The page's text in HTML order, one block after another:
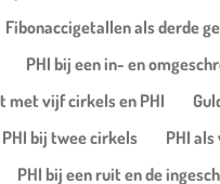
Fibonaccigetallen als derde
PHI bij een in- en
met vijf cirkels en PHI
PHI bij twee cirkels PHI
PHI bij een ruit en de